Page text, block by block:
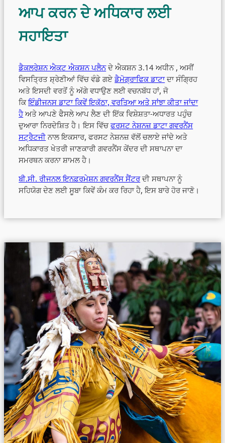
ਆਪ ਕਰਨ ਦੇ ਅਧਿਕਾਰ ਲਈ
ਸਹਾਇਤਾ
ਡੈਕਲਰੇਸ਼ਨ ਐਕਟ ਐਕਸ਼ਨ ਪਲੈਨਦੇ ਐਕਸ਼ਨ 3.14 ਅਧੀਨ , ਅਸੀਂ
ਵਿਸਤ੍ਰਿਤ ਸ਼੍ਰੇਣੀਆਂ ਵਿੱਚ ਵੰਡੇ ਗਏਡੈਮੋਗ੍ਰਾਫਿਕ ਡਾਟਾਦਾ ਸੰਗ੍ਰਿਹ
ਅਤੇ ਇਸਦੀ ਵਰਤੋਂ ਨੂੰ ਅੱਗੇ ਵਧਾਉਣ ਲਈ ਵਚਨਬੱਧ ਹਾਂ, ਜੋ
ਕਿਇੰਡੀਜਨਸ ਡਾਟਾ ਕਿਵੇਂ ਇਕੱਠਾ, ਵਰਤਿਆ ਅਤੇ ਸਾਂਝਾ ਕੀਤਾ ਜਾਂਦਾ
ਹੈਅਤੇ ਆਪਣੇ ਫੈਸਲੇ ਆਪ ਲੈਣ ਦੀ ਇੱਕ ਵਿਸ਼ੇਸ਼ਤਾ-ਅਧਾਰਤ ਪਹੁੰਚ
ਦੁਆਰਾ ਨਿਰਦੇਸ਼ਿਤ ਹੈ। ਇਸ ਵਿੱਚਫਰਸਟ ਨੇਸ਼ਨਜ਼ ਡਾਟਾ ਗਵਰਨੈਂਸ
ਸਟ੍ਰੈਟਜੀਨਾਲ ਇਕਸਾਰ, ਫਰਸਟ ਨੇਸ਼ਨਜ਼ ਵੱਲੋਂ ਚਲਾਏ ਜਾਂਦੇ ਅਤੇ
ਅਧਿਕਾਰਤ ਖੇਤਰੀ ਜਾਣਕਾਰੀ ਗਵਰਨੈਂਸ ਕੇਂਦਰ ਦੀ ਸਥਾਪਨਾ ਦਾ
ਸਮਰਥਨ ਕਰਨਾ ਸ਼ਾਮਲ ਹੈ।
ਬੀ.ਸੀ. ਰੀਜਨਲ ਇਨਫ਼ਰਮੇਸ਼ਨ ਗਵਰਨੈਂਸ ਸੈਂਟਰਦੀ ਸਥਾਪਨਾ ਨੂੰ
ਸਹਿਯੋਗ ਦੇਣ ਲਈ ਸੂਬਾ ਕਿਵੇਂ ਕੰਮ ਕਰ ਰਿਹਾ ਹੈ, ਇਸ ਬਾਰੇ ਹੋਰ ਜਾਣੋ।